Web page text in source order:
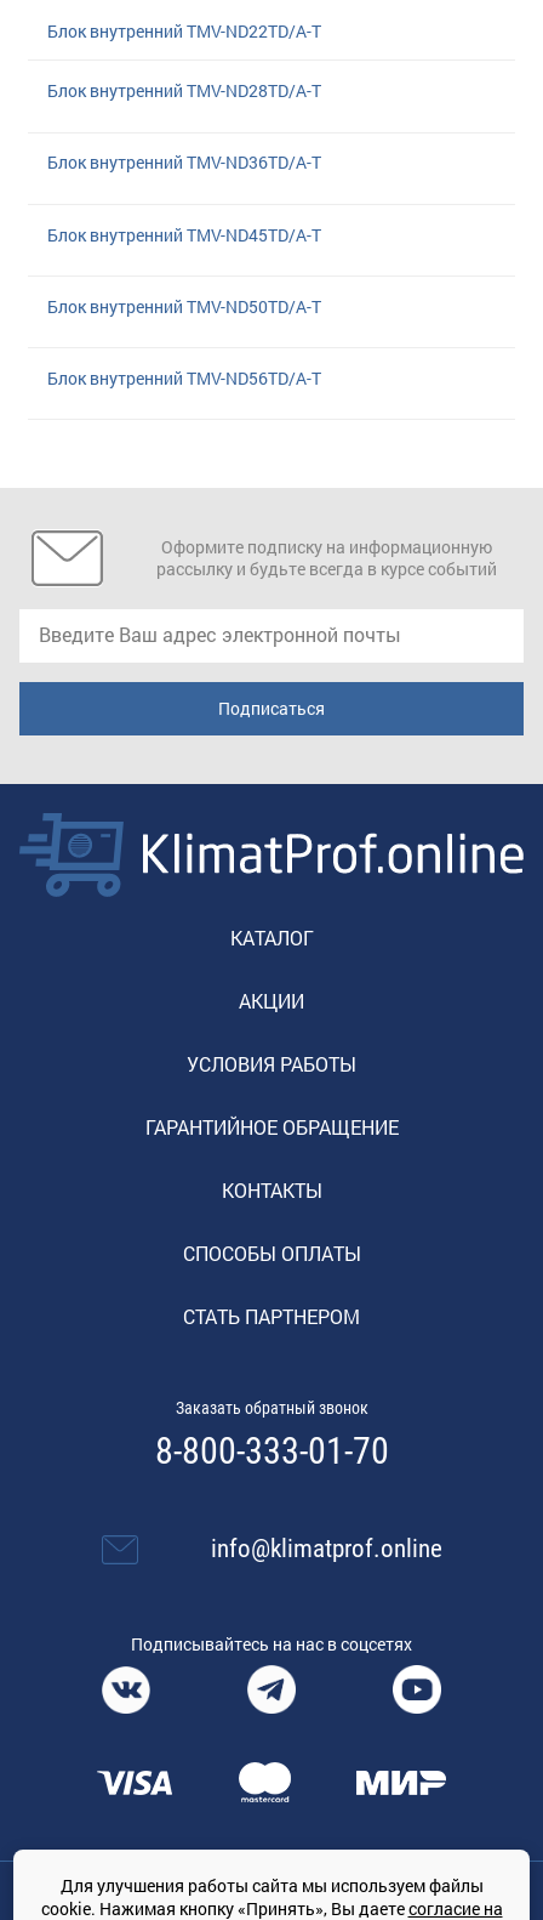
Блок внутренний TMV-ND22TD/A-T
Блок внутренний TMV-ND28TD/A-T
Блок внутренний TMV-ND36TD/A-T
Блок внутренний TMV-ND45TD/A-T
Блок внутренний TMV-ND50TD/A-T
Блок внутренний TMV-ND56TD/A-T
Оформите подписку на информационную
рассылку и будьте всегда в курсе событий
КАТАЛОГ
АКЦИИ
УСЛОВИЯ РАБОТЫ
ГАРАНТИЙНОЕ ОБРАЩЕНИЕ
КОНТАКТЫ
СПОСОБЫ ОПЛАТЫ
СТАТЬ ПАРТНЕРОМ
Заказать обратный звонок
8-800-333-01-70
info@klimatprof.online
Подписывайтесь на нас в соцсетях
Общество с ограниченной ответственностью «ТРЕЙДКОН», ОГРН:
Для улучшения работы сайта мы используем файлы
cookie. Нажимая кнопку «Принять», Вы даетесогласие на